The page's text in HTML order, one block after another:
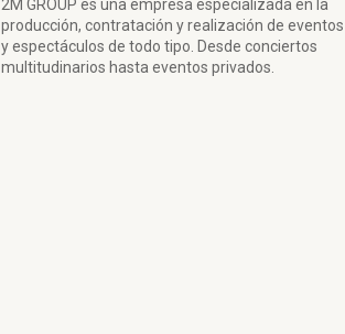
2M GROUP es una empresa especializada en la
producción, contratación y realización de eventos
y espectáculos de todo tipo. Desde conciertos
multitudinarios hasta eventos privados.